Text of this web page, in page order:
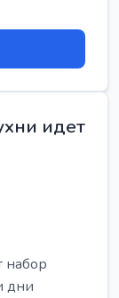
идет
набор
дни